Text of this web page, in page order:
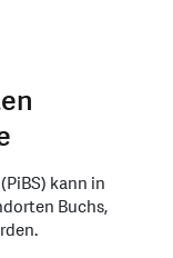
kann in
Buchs,